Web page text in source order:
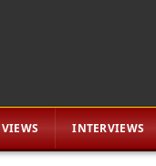
INTERVIEWS